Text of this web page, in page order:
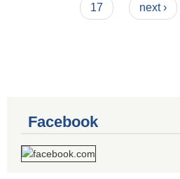
17
next ›
Facebook